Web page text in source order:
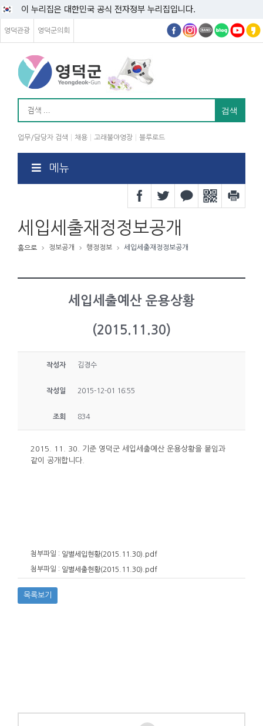
이 누리집은 대한민국 공식 전자정부 누리집입니다.
영덕관광 영덕군의회
업무/담당자 검색 채용 고래불야영장 블루로드
메뉴
세입세출재정정보공개
홈으로 정보공개 행정정보 세입세출재정정보공개
세입세출예산 운용상황
(2015.11.30)
작성자 김경수
작성일 2015-12-01 16:55
조회 834
2015. 11. 30. 기준 영덕군 세입세출예산 운용상황을 붙임과
같이 공개합니다.
첨부파일 : 일별세입현황(2015.11.30).pdf
첨부파일 : 일별세출현황(2015.11.30).pdf
목록보기